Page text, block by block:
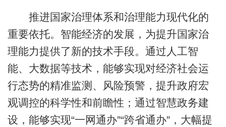
推进国家治理体系和治理能力现代化的
重要依托。智能经济的发展，为提升国家治
理能力提供了新的技术手段。通过人工智
能、大数据等技术，能够实现对经济社会运
行态势的精准监测、风险预警，提升政府宏
观调控的科学性和前瞻性；通过智慧政务建
设，能够实现“一网通办”“跨省通办”，大幅提